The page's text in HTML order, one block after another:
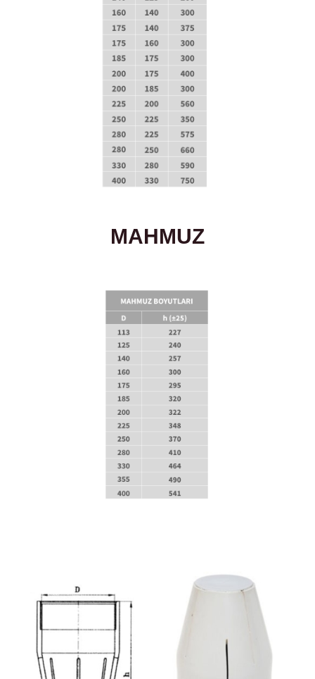
MAHMUZ